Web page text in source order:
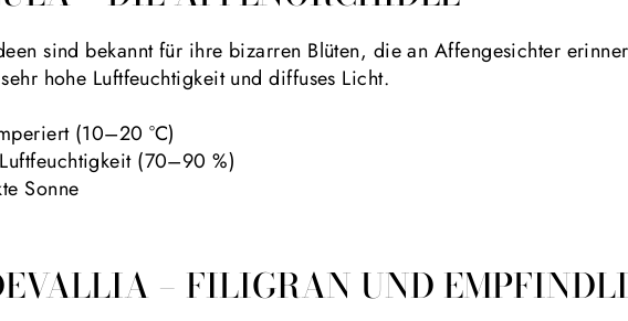
sind bekannt für ihre bizarren Blüten, die an Affengesichter
hohe Luftfeuchtigkeit und diffuses Licht.
(10–20 °C)
(70–90 %)
Sonne
– FILIGRAN UND